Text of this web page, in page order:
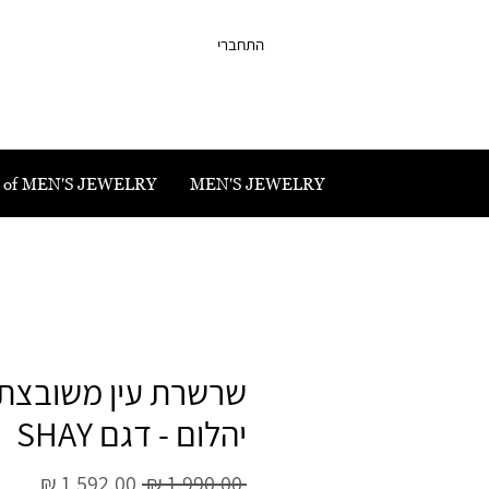
התחברי
of MEN'S JEWELRY MEN'S JEWELRY
שרשרת עין
יהלום - דגם SHAY
מחיר